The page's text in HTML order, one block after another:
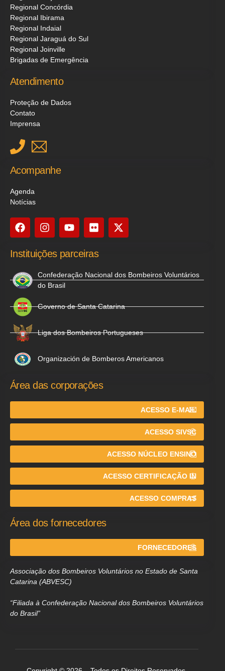
Regional Concórdia
Regional Ibirama
Regional Indaial
Regional Jaraguá do Sul
Regional Joinville
Brigadas de Emergência
Atendimento
Proteção de Dados
Contato
Imprensa
Acompanhe
Agenda
Notícias
Instituições parceiras
Confederação Nacional dos Bombeiros Voluntários
do Brasil
Governo de Santa Catarina
Liga dos Bombeiros Portugueses
Organización de Bomberos Americanos
Área das corporações
ACESSO E-MAIL
ACESSO SIVSC
ACESSO NÚCLEO ENSINO
ACESSO CERTIFICAÇÃO IN
ACESSO COMPRAS
Área dos fornecedores
FORNECEDORES
Associação dos Bombeiros Voluntários no Estado de Santa
Catarina (ABVESC)
“Filiada à Confederação Nacional dos Bombeiros Voluntários
do Brasil”